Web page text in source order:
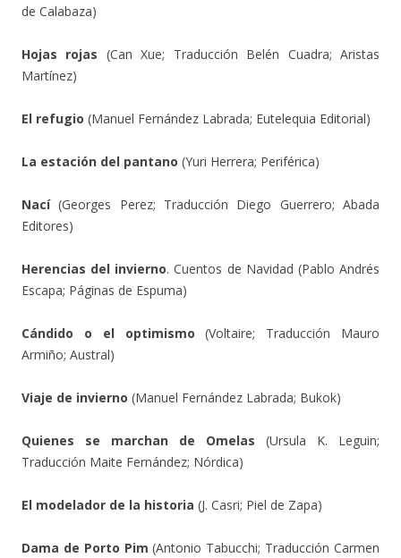
de Calabaza)
Hojas rojas (Can Xue; Traducción Belén Cuadra; Aristas
Martínez)
El refugio (Manuel Fernández Labrada; Eutelequia Editorial)
La estación del pantano (Yuri Herrera; Periférica)
Nací(Georges Perez; Traducción Diego Guerrero; Abada
Editores)
Herencias del invierno. Cuentos de Navidad (Pablo Andrés
Escapa; Páginas de Espuma)
Cándido o el optimismo (Voltaire; Traducción Mauro
Armiño; Austral)
Viaje de invierno (Manuel Fernández Labrada; Bukok)
Quienes se marchan de Omelas (Ursula K. Leguin;
Traducción Maite Fernández; Nórdica)
El modelador de la historia (J. Casri; Piel de Zapa)
Dama de Porto Pim (Antonio Tabucchi; Traducción Carmen